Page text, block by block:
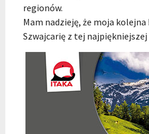
regionów.
Mam nadzieję, że moja
Szwajcarię z tej